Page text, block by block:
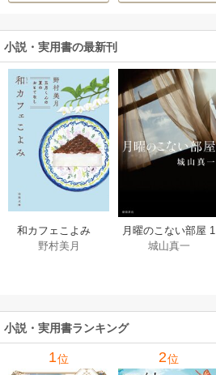
小説・実用書の最新刊
和カフェこよみ
五月くんの夏のお
野村美月
月曜のこない部屋 1
巻
城山真一
小説・実用書ランキング
1位 2位